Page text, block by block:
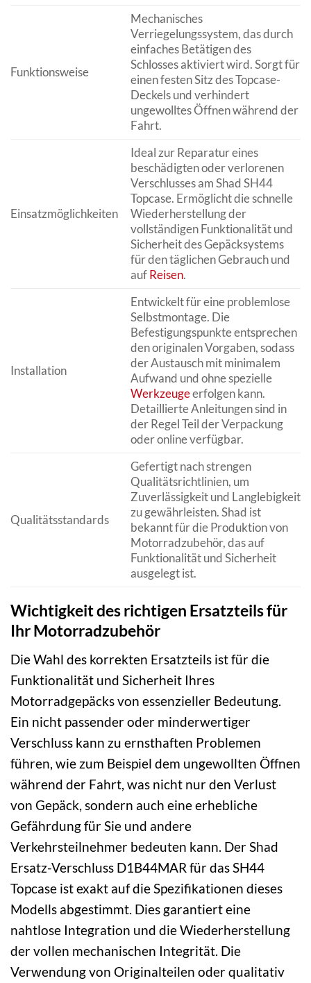
Funktionsweise
Mechanisches
Verriegelungssystem, das durch
einfaches Betätigen des
Schlosses aktiviert wird. Sorgt für
einen festen Sitz des Topcase-
Deckels und verhindert
ungewolltes Öffnen während der
Fahrt.
Einsatzmöglichkeiten
Ideal zur Reparatur eines
beschädigten oder verlorenen
Verschlusses am Shad SH44
Topcase. Ermöglicht die schnelle
Wiederherstellung der
vollständigen Funktionalität und
Sicherheit des Gepäcksystems
für den täglichen Gebrauch und
aufReisen.
Installation
Entwickelt für eine problemlose
Selbstmontage. Die
Befestigungspunkte entsprechen
den originalen Vorgaben, sodass
der Austausch mit minimalem
Aufwand und ohne spezielle
Werkzeugeerfolgen kann.
Detaillierte Anleitungen sind in
der Regel Teil der Verpackung
oder online verfügbar.
Qualitätsstandards
Gefertigt nach strengen
Qualitätsrichtlinien, um
Zuverlässigkeit und Langlebigkeit
zu gewährleisten. Shad ist
bekannt für die Produktion von
Motorradzubehör, das auf
Funktionalität und Sicherheit
ausgelegt ist.
Wichtigkeit des richtigen Ersatzteils für
Ihr Motorradzubehör
Die Wahl des korrekten Ersatzteils ist für die
Funktionalität und Sicherheit Ihres
Motorradgepäcks von essenzieller Bedeutung.
Ein nicht passender oder minderwertiger
Verschluss kann zu ernsthaften Problemen
führen, wie zum Beispiel dem ungewollten Öffnen
während der Fahrt, was nicht nur den Verlust
von Gepäck, sondern auch eine erhebliche
Gefährdung für Sie und andere
Verkehrsteilnehmer bedeuten kann. Der Shad
Ersatz-Verschluss D1B44MAR für das SH44
Topcase ist exakt auf die Spezifikationen dieses
Modells abgestimmt. Dies garantiert eine
nahtlose Integration und die Wiederherstellung
der vollen mechanischen Integrität. Die
Verwendung von Originalteilen oder qualitativ